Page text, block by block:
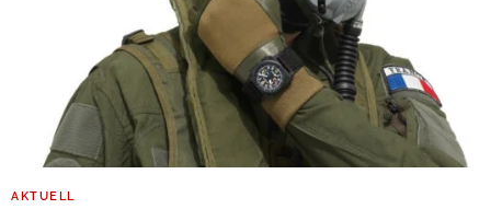
AKTUELL